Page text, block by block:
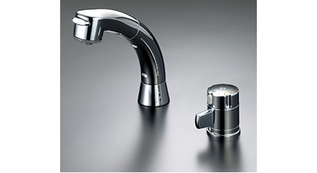
戸建住宅リフォーム
福岡リフォーム補助金情報｜2026年住宅省エネキャンペーン